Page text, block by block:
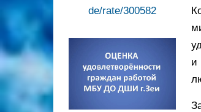
и
de/rate/300582